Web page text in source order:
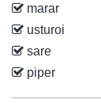
marar
usturoi
sare
piper